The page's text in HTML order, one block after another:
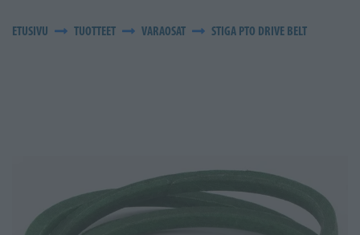
ETUSIVU TUOTTEET VARAOSAT STIGA PTO DRIVE BELT